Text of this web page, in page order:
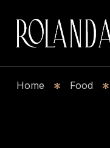
Home
Food